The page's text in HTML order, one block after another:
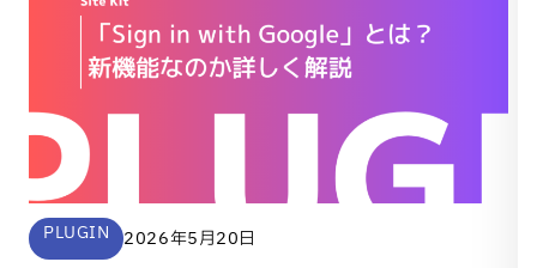
PLUGIN 2026年5月20日